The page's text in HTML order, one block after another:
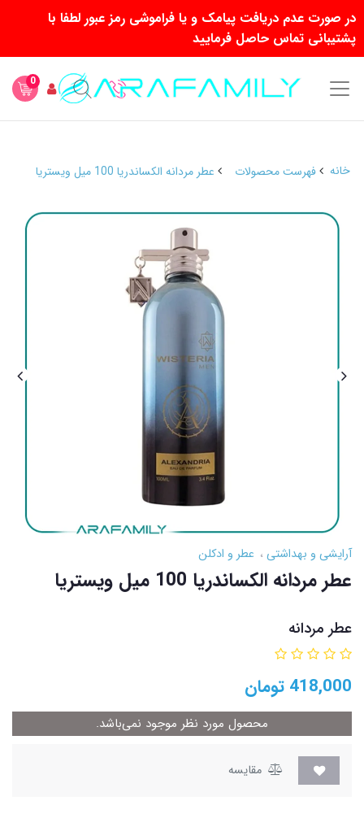
در صورت عدم دریافت پیامک و یا فراموشی رمز عبور لطفا با
پشتیبانی تماس حاصل فرمایید
0
خانه فهرست محصولات عطر مردانه الکساندریا 100 میل ویستریا
آرایشی و بهداشتی عطر و ادکلن
عطر مردانه الکساندریا 100 میل ویستریا
عطر مردانه
418,000 تومان
محصول مورد نظر موجود نمی‌باشد.
مقایسه